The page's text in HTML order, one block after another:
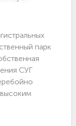
парк
СУГ